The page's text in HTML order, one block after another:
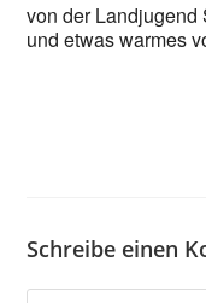
von der Landjugend
und etwas warmes
Schreibe einen